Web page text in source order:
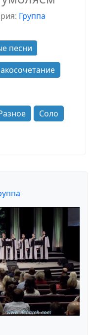
Группа
песни
Соло